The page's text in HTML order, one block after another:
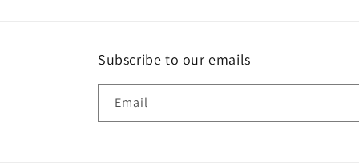
Subscribe to our emails
Email